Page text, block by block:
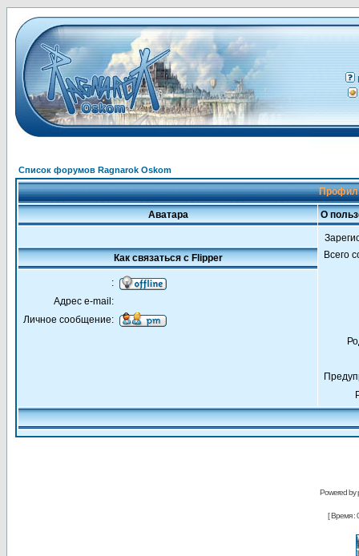
Список форумов Ragnarok Oskom
Аватара О
Всего
Как связаться с Flipper
:
Адрес e-mail:
Личное сообщение:
Powered by
[ Время :